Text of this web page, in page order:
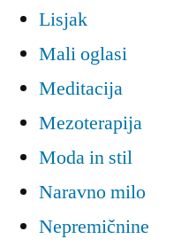
Lisjak
Mali oglasi
Meditacija
Mezoterapija
Moda in stil
Naravno milo
Nepremičnine